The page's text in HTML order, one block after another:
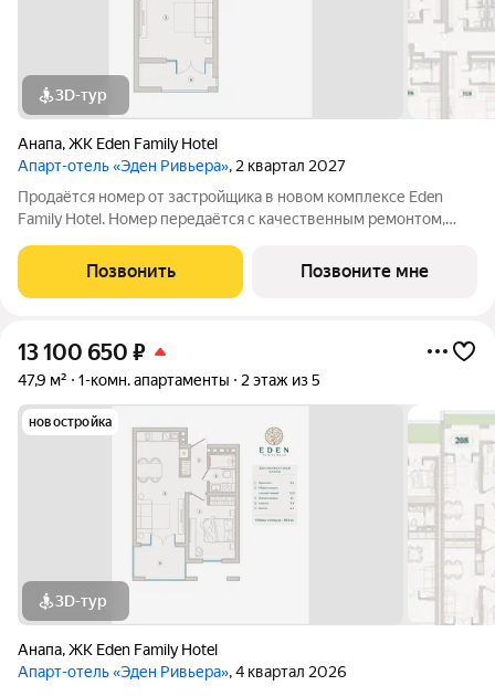
3D-тур
Анапа,ЖК Eden Family Hotel
Апарт-отель «Эден Ривьера», 2 квартал 2027
Продаётся номер от застройщика в новом комплексе Eden
Family Hotel. Номер передаётся с качественным ремонтом,
заселению или сдаче в аренду. Прямая продажа от
застройщика, прозрачные условия,
Позвонить Позвоните мне
13 100 650 ₽
47,9 м² 1-комн. апартаменты 2 этаж из 5
новостройка
3D-тур
Анапа,ЖК Eden Family Hotel
Апарт-отель «Эден Ривьера», 4 квартал 2026